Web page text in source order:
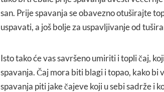
san. Prije spavanja se obavezno otuširajte
uspavati, a još bolje za uspavljivanje od
Isto tako će vas savršeno umiriti i topli čaj,
spavanja. Čaj mora biti blagi i topao, kako bi
spavanja piti jake čajeve koji u sebi sadrže i